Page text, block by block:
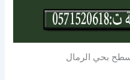
بحي الرمال